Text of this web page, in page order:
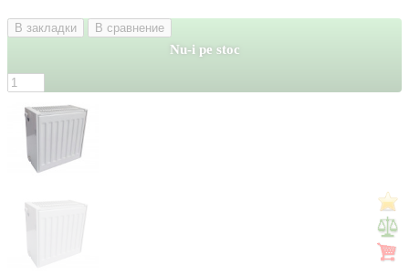
В закладки В сравнение
Nu-i pe stoc